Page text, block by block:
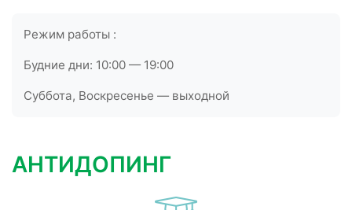
Режим работы :
Будние дни: 10:00 — 19:00
Суббота, Воскресенье — выходной
АНТИДОПИНГ